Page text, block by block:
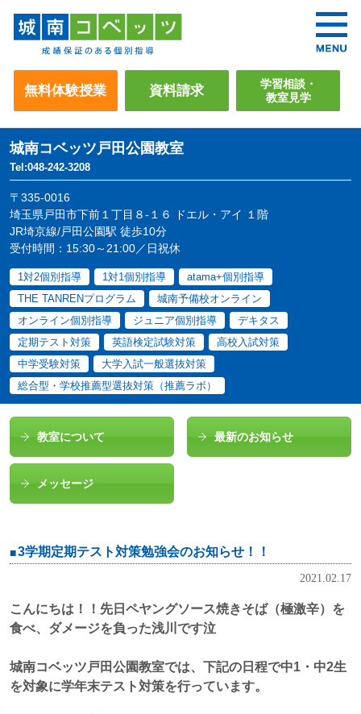
無料体験授業 資料請求
学習相談・
教室見学
城南コベッツ戸田公園教室
Tel:048-242-3208
〒335-0016
埼玉県戸田市下前１丁目８-１６ ドエル・アイ １階
JR埼京線/戸田公園駅 徒歩10分
受付時間：15:30～21:00／日祝休
1対2個別指導 1対1個別指導
atama+個別指導
THE TANRENプログラム
城南予備校オンライン
オンライン個別指導
ジュニア個別指導
デキタス
定期テスト対策
英語検定試験対策
高校入試対策
中学受験対策
大学入試一般選抜対策
総合型・学校推薦型選抜対策（推薦ラボ）
教室について 最新のお知らせ
メッセージ
3学期定期テスト対策勉強会のお知らせ！！
2021.02.17
こんにちは！！先日ペヤングソース焼きそば（極激辛）を
食べ、ダメージを負った浅川です泣
城南コベッツ戸田公園教室では、下記の日程で中1・中2生
を対象に学年末テスト対策を行っています。